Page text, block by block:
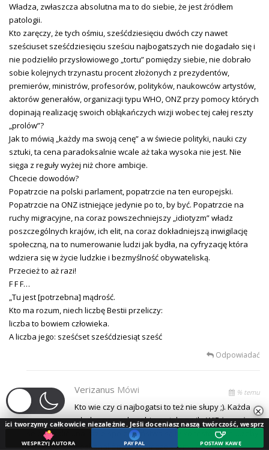
Władza, zwłaszcza absolutna ma to do siebie, że jest źródłem
patologii.
Kto zaręczy, że tych ośmiu, sześćdziesięciu dwóch czy nawet
sześciuset sześćdziesięciu sześciu najbogatszych nie dogadało się i
nie podzieliło przysłowiowego „tortu” pomiędzy siebie, nie dobrało
sobie kolejnych trzynastu procent złożonych z prezydentów,
premierów, ministrów, profesorów, polityków, naukowców artystów,
aktorów generałów, organizacji typu WHO, ONZ przy pomocy których
dopinają realizację swoich obłąkańczych wizji wobec tej całej reszty
„prolów”?
Jak to mówią „każdy ma swoją cenę” a w świecie polityki, nauki czy
sztuki, ta cena paradoksalnie wcale aż taka wysoka nie jest. Nie
sięga z reguły wyżej niż chore ambicje.
Chcecie dowodów?
Popatrzcie na polski parlament, popatrzcie na ten europejski.
Popatrzcie na ONZ istniejące jedynie po to, by być. Popatrzcie na
ruchy migracyjne, na coraz powszechniejszy „idiotyzm” władz
poszczególnych krajów, ich elit, na coraz dokładniejszą inwigilację
społeczną, na to numerowanie ludzi jak bydła, na cyfryzację która
wdziera się w życie ludzkie i bezmyślność obywateliską.
Przecież to aż razi!
F F F…
„Tu jest [potrzebna] mądrość.
Kto ma rozum, niech liczbę Bestii przeliczy:
liczba to bowiem człowieka.
A liczba jego: sześćset sześćdziesiąt sześć
Odpowiadać
Verizanus Mówi % temu
Kto wie czy ci najbogatsi to też nie słupy ;). Każda
władza pozwala sobie na tyle na ile WIE że może
se pozwolić…na razie społeczeństwa są tylko testowane….żeby
wiedzieć co udoskonalić potem….może kijem…może też
×
niezależnie. Jeśli doceniasz naszą twórczość, wesprzyj jej rozwój.
WESPRZYJ AUTORA PAYPAL POSTAW KAWĘ